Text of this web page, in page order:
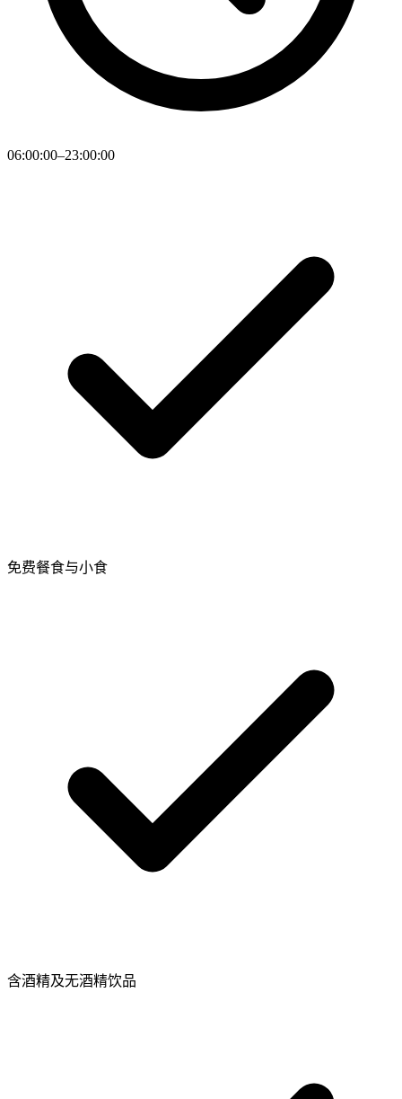
06:00:00–23:00:00
免费餐食与小食
含酒精及无酒精饮品